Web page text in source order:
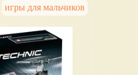
игры для мальчиков